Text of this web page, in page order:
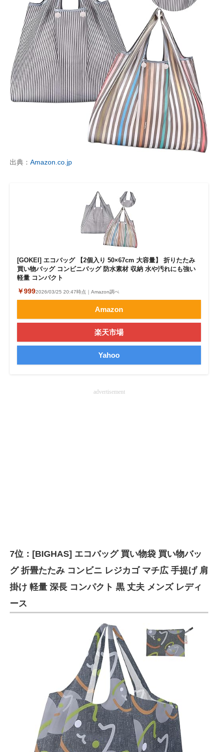
出典： Amazon.co.jp
[GOKEI] エコバッグ 【2個入り 50×67cm 大容量】 折りたたみ
買い物バッグ コンビニバッグ 防水素材 収納 水や汚れにも強い
軽量 コンパクト
￥9992026/03/25 20:47時点｜Amazon調べ
Amazon
楽天市場
Yahoo
advertisement
7位：[BIGHAS] エコバッグ 買い物袋 買い物バッ
グ 折畳たたみ コンビニ レジカゴ マチ広 手提げ 肩
掛け 軽量 深長 コンパクト 黒 丈夫 メンズ レディ
ース